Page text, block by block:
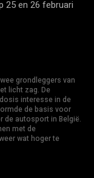
25 en 26 februari
grondleggers van
licht zag. De
interesse in de
de basis voor
de autosport in België.
met de
wat hoger te